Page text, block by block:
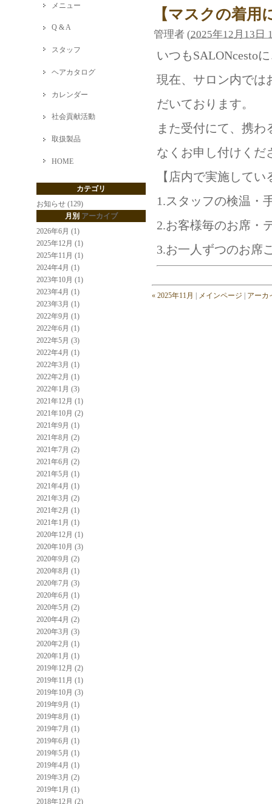
【マスクの着用
管理者 (2025年12月13日
いつもSALONcesto
現在、サロン内では
だいております。
また受付にて、携
なくお申し付けくだ
【店内で実施してい
1.スタッフの検温・
2.お客様毎のお席・
3.お一人ずつのお席
« 2025年11月 メインページ アーカ
メニュー
Q & A
スタッフ
ヘアカタログ
カレンダー
社会貢献活動
取扱製品
HOME
カテゴリ
お知らせ (129)
月別 アーカイブ
2026年6月 (1)
2025年12月 (1)
2025年11月 (1)
2024年4月 (1)
2023年10月 (1)
2023年4月 (1)
2023年3月 (1)
2022年9月 (1)
2022年6月 (1)
2022年5月 (3)
2022年4月 (1)
2022年3月 (1)
2022年2月 (1)
2022年1月 (3)
2021年12月 (1)
2021年10月 (2)
2021年9月 (1)
2021年8月 (2)
2021年7月 (2)
2021年6月 (2)
2021年5月 (1)
2021年4月 (1)
2021年3月 (2)
2021年2月 (1)
2021年1月 (1)
2020年12月 (1)
2020年10月 (3)
2020年9月 (2)
2020年8月 (1)
2020年7月 (3)
2020年6月 (1)
2020年5月 (2)
2020年4月 (2)
2020年3月 (3)
2020年2月 (1)
2020年1月 (1)
2019年12月 (2)
2019年11月 (1)
2019年10月 (3)
2019年9月 (1)
2019年8月 (1)
2019年7月 (1)
2019年6月 (1)
2019年5月 (1)
2019年4月 (1)
2019年3月 (2)
2019年1月 (1)
2018年12月 (2)